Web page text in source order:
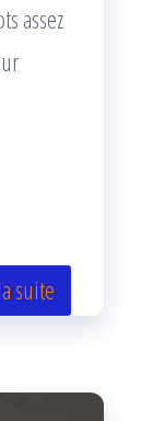
assez
suite